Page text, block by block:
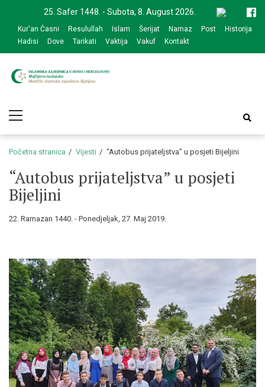
navigation
content
25. Safer 1448. - Subota, 8. August 2026.
Kur'an Časni Resulullah Islam Šerijat Namaz Post
Historija
Hadisi
Dove Tarikati Vaktija Vakuf Kontakt
zajednice Bijeljina
Menu
Početna stranica Vijesti “Autobus prijateljstva” u posjeti Bijeljini
“Autobus prijateljstva” u posjeti
Bijeljini
22. Ramazan 1440. - Ponedjeljak, 27. Maj 2019.